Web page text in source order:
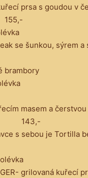
prsa s goudou v
se šunkou, sýrem a
masem a čerstvou
143,-
s sebou je Tortilla
grilovaná kuřecí